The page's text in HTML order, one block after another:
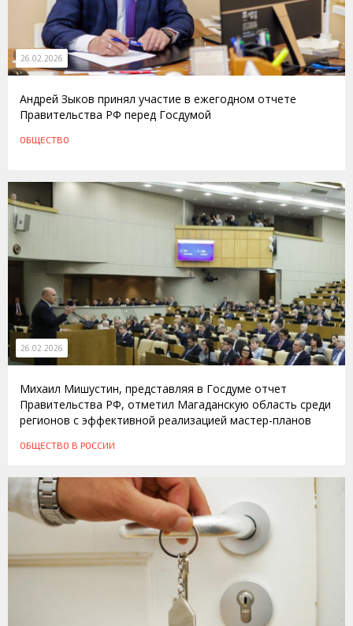
26.02.2026
Андрей Зыков принял участие в ежегодном отчете
Правительства РФ перед Госдумой
ОБЩЕСТВО
26.02.2026
Михаил Мишустин, представляя в Госдуме отчет
Правительства РФ, отметил Магаданскую область среди
регионов с эффективной реализацией мастер-планов
ОБЩЕСТВО В РОССИИ